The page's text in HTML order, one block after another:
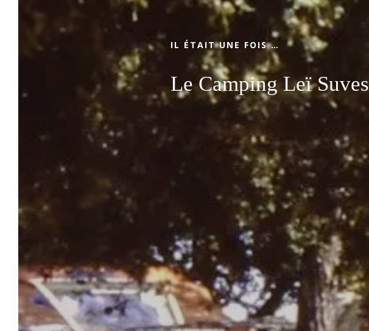
nature ou des escales sportives et
amusantes, notre camping à Roquebrune-
sur-Argens, répondra à toutes vos attentes
IL ÉTAIT UNE FOIS …
Le Camping Leï Suves